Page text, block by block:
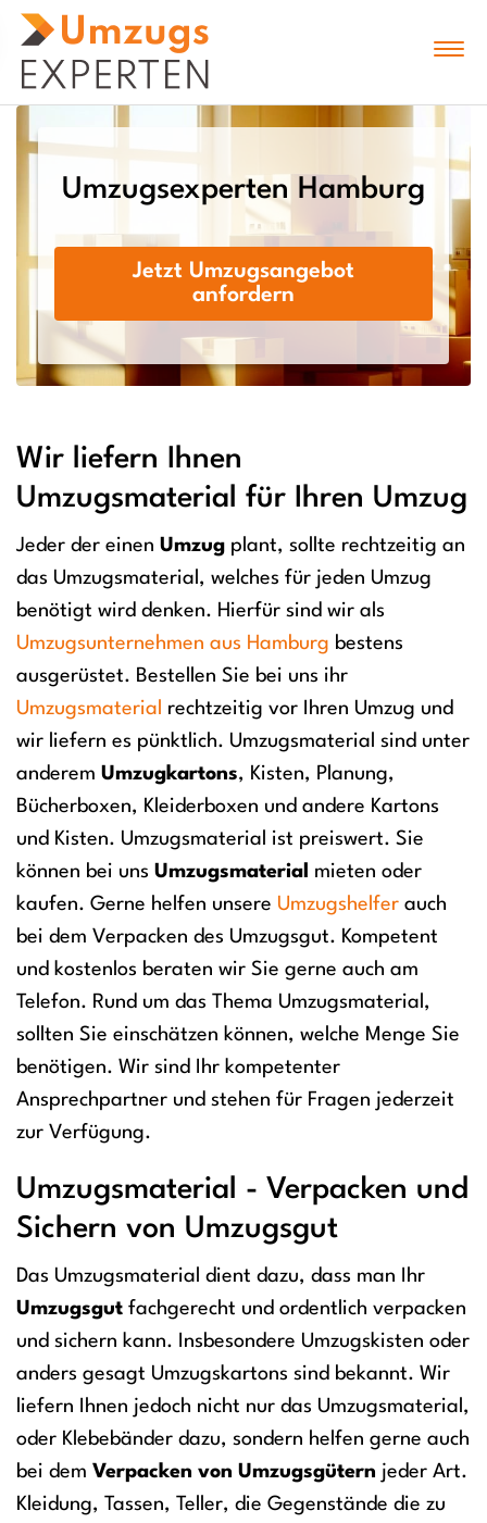
Umzugsexperten Hamburg
Jetzt Umzugsangebot
anfordern
Wir liefern Ihnen
Umzugsmaterial für Ihren Umzug
Jeder der einen Umzug plant, sollte rechtzeitig an
das Umzugsmaterial, welches für jeden Umzug
benötigt wird denken. Hierfür sind wir als
Umzugsunternehmen aus Hamburg bestens
ausgerüstet. Bestellen Sie bei uns ihr
Umzugsmaterial
rechtzeitig vor Ihren Umzug und
wir liefern es pünktlich. Umzugsmaterial sind unter
anderem Umzugkartons, Kisten, Planung,
Bücherboxen, Kleiderboxen und andere Kartons
und Kisten. Umzugsmaterial ist preiswert. Sie
können bei uns Umzugsmaterial
mieten oder
kaufen. Gerne helfen unsere Umzugshelfer auch
bei dem Verpacken des Umzugsgut. Kompetent
und kostenlos beraten wir Sie gerne auch am
Telefon. Rund um das Thema Umzugsmaterial,
sollten Sie einschätzen können, welche Menge Sie
benötigen. Wir sind Ihr kompetenter
Ansprechpartner und stehen für Fragen jederzeit
zur Verfügung.
Umzugsmaterial - Verpacken und
Sichern von Umzugsgut
Das Umzugsmaterial dient dazu, dass man Ihr
Umzugsgut fachgerecht und ordentlich verpacken
und sichern kann. Insbesondere Umzugskisten oder
anders gesagt Umzugskartons sind bekannt. Wir
liefern Ihnen jedoch nicht nur das Umzugsmaterial,
oder Klebebänder dazu, sondern helfen gerne auch
bei dem Verpacken von Umzugsgütern jeder Art.
Kleidung, Tassen, Teller, die Gegenstände die zu